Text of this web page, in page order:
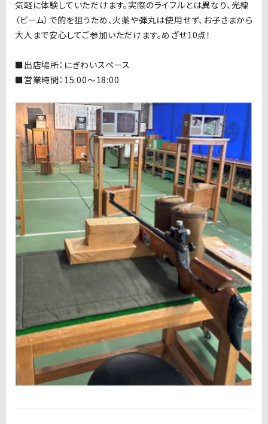
気軽に体験していただけます。実際のライフルとは異なり、光線
（ビーム）で的を狙うため、火薬や弾丸は使用せず、お子さまから
大人まで安心してご参加いただけます。めざせ10点！
■出店場所：にぎわいスペース
■営業時間：15:00〜18:00